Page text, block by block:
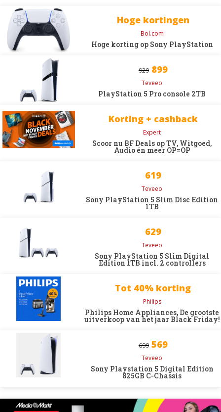
Hoge kortingen
Bol.com
Hoge korting op Sony PlayStation
929 899
Teveeo
PlayStation 5 Pro console 2TB
Korting + cashback
Expert
Scoor nu BF Deals op TV, Witgoed,
Audio én meer OP=OP
619
Teveeo
Sony PlayStation 5 Slim Disc Edition
1TB
629
Teveeo
Sony PlayStation 5 Slim Digital
Edition 1TB incl. 2 controllers
Tot 40% korting
Philips
Philips Home Appliances, De grootste
uitverkoop van het jaar Black Friday!
699 569
Teveeo
Sony Playstation 5 Digital Edition
825GB C-Chassis